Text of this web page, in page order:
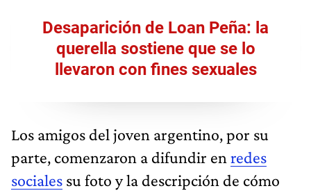
Desaparición de Loan Peña: la
querella sostiene que se lo
llevaron con fines sexuales
Los amigos del joven argentino, por su
parte, comenzaron a difundir en redes
sociales su foto y la descripción de cómo